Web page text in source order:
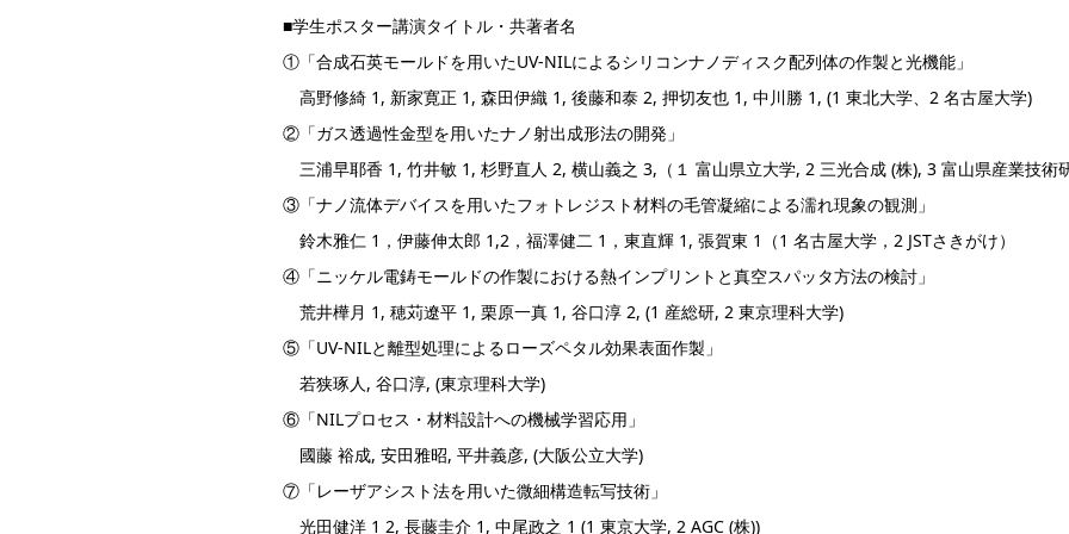
■学生ポスター講演タイトル・共著者名
①「合成石英モールドを用いたUV-NILによるシリコンナノディスク配列体の作製と光機能」
高野修綺 1, 新家寛正 1, 森田伊織 1, 後藤和泰 2, 押切友也 1, 中川勝 1, (1 東北大学、2 名古屋大学)
②「ガス透過性金型を用いたナノ射出成形法の開発」
三浦早耶香 1, 竹井敏 1, 杉野直人 2, 横山義之 3,（１ 富山県立大学, 2 三光合成 (株), 3 富山県産業技術
③「ナノ流体デバイスを用いたフォトレジスト材料の毛管凝縮による濡れ現象の観測」
鈴木雅仁 1，伊藤伸太郎 1,2，福澤健二 1，東直輝 1, 張賀東 1（1 名古屋大学，2 JSTさきがけ）
④「ニッケル電鋳モールドの作製における熱インプリントと真空スパッタ方法の検討」
荒井樺月 1, 穂苅遼平 1, 栗原一真 1, 谷口淳 2, (1 産総研, 2 東京理科大学)
⑤「UV-NILと離型処理によるローズペタル効果表面作製」
若狭琢人, 谷口淳, (東京理科大学)
⑥「NILプロセス・材料設計への機械学習応用」
國藤 裕成, 安田雅昭, 平井義彦, (大阪公立大学)
⑦「レーザアシスト法を用いた微細構造転写技術」
光田健洋 1 2, 長藤圭介 1, 中尾政之 1 (1 東京大学, 2 AGC (株))